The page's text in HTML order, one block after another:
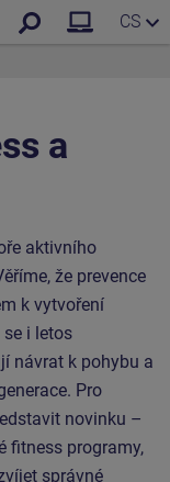
CS
a
aktivního
že prevence
k vytvoření
i letos
návrat k pohybu a
Pro
novinku –
fitness programy,
správné